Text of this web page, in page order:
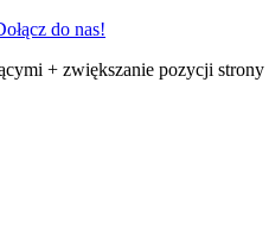
do nas!
+ zwiększanie pozycji